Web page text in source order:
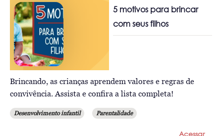
5 motivos para brincar
com seus filhos
Brincando, as crianças aprendem valores e regras de
convivência. Assista e confira a lista completa!
Desenvolvimento infantil Parentalidade
Acessar